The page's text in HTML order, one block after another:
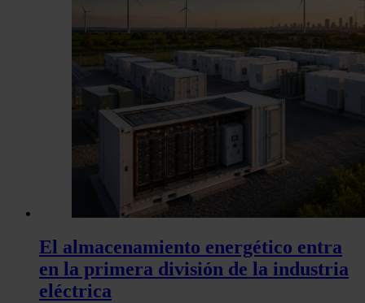
El almacenamiento energético entra
en la primera división de la industria
eléctrica